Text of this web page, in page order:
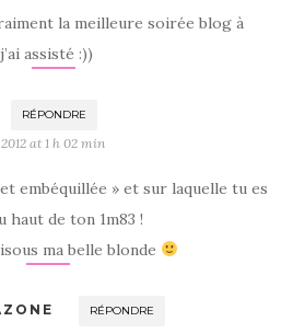
la meilleure soirée blog à
assisté :))
RÉPONDRE
at 1 h 02 min
embéquillée » et sur laquelle tu es
haut de ton 1m83 !
ma belle blonde
RÉPONDRE